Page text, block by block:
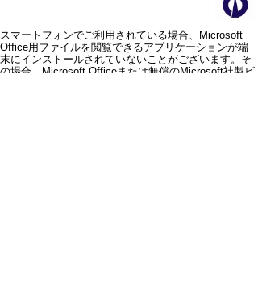
スマートフォンでご利用されている場合、Microsoft
Office用ファイルを閲覧できるアプリケーションが端
末にインストールされていないことがございます。そ
の場合、Microsoft Officeまたは無償のMicrosoft社製ビ